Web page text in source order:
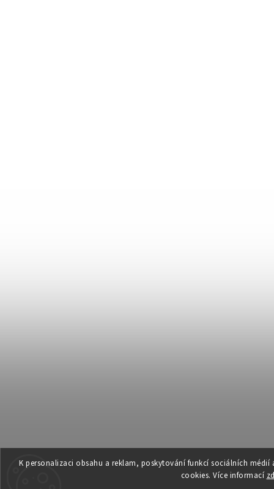
K personalizaci obsahu a reklam, poskytování funkcí sociálních
cookies. Více informací